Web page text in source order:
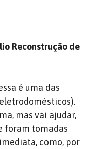
Reconstrução de
é uma das
mas vai ajudar,
foram tomadas
como, por